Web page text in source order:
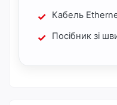
Кабель
Посібник зі